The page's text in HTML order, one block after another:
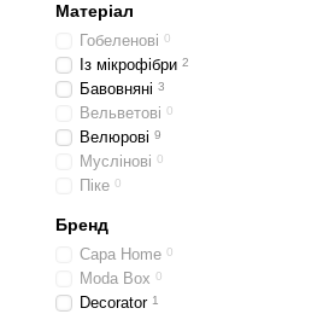
Матеріал
Гобеленові 0
Із мікрофібри 2
Бавовняні 3
Вельветові 0
Велюрові 9
Муслінові 0
Піке 0
Бренд
Capa Home 0
Moda Box 0
Decorator 1